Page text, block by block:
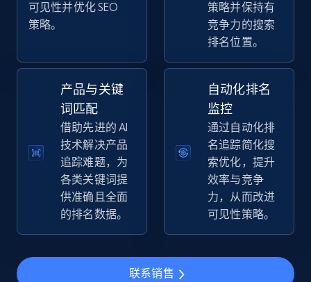
立即开始
Amazon sellers info
Seller id, URL, Seller name, Description, Detailed
info, Stars, Feedbacks, Return policy, and more.
2.5K+ 378+ 立即开始
Seller reviews, Breadcrumbs, Root category, and
可见性并优化 SEO
策略。
策略并保持有
竞争力的搜索
排名位置。
产品与关键
词匹配
借助先进的 AI
技术解决产品
追踪难题，为
各类关键词提
供准确且全面
的排名数据。
自动化排名
监控
通过自动化排
名追踪简化搜
索优化，提升
效率与竞争
力，从而改进
可见性策略。
联系销售